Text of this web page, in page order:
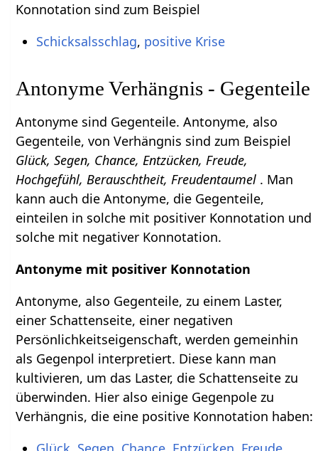
Konnotation sind zum Beispiel
Schicksalsschlag, positive Krise
Antonyme Verhängnis - Gegenteile
Antonyme sind Gegenteile. Antonyme, also
Gegenteile, von Verhängnis sind zum Beispiel
Glück, Segen, Chance, Entzücken, Freude,
Hochgefühl, Berauschtheit, Freudentaumel . Man
kann auch die Antonyme, die Gegenteile,
einteilen in solche mit positiver Konnotation und
solche mit negativer Konnotation.
Antonyme mit positiver Konnotation
Antonyme, also Gegenteile, zu einem Laster,
einer Schattenseite, einer negativen
Persönlichkeitseigenschaft, werden gemeinhin
als Gegenpol interpretiert. Diese kann man
kultivieren, um das Laster, die Schattenseite zu
überwinden. Hier also einige Gegenpole zu
Verhängnis, die eine positive Konnotation haben: